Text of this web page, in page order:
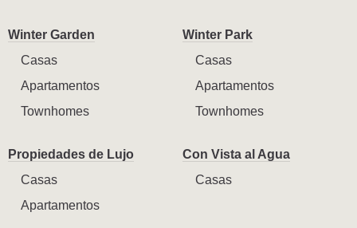
Winter Garden
Casas
Apartamentos
Townhomes
Winter Park
Casas
Apartamentos
Townhomes
Propiedades de Lujo
Casas
Apartamentos
Con Vista al Agua
Casas